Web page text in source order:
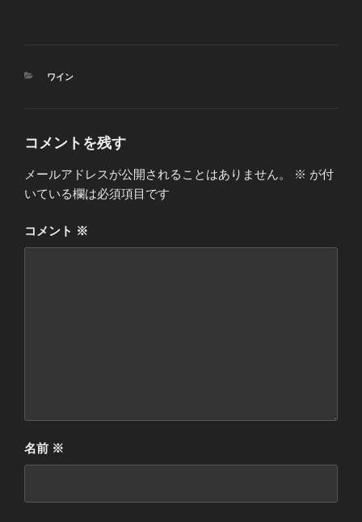
カ
ワイン
コメントを残す
メールアドレスが公開されることはありません。 ※ が付
いている欄は必須項目です
コメント ※
名前 ※